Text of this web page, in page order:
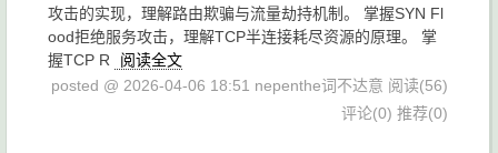
攻击的实现，理解路由欺骗与流量劫持机制。 掌握SYN Fl
ood拒绝服务攻击，理解TCP半连接耗尽资源的原理。 掌
握TCP R
阅读全文
posted @ 2026-04-06 18:51 nepenthe词不达意 阅读(56)
评论(0) 推荐(0)